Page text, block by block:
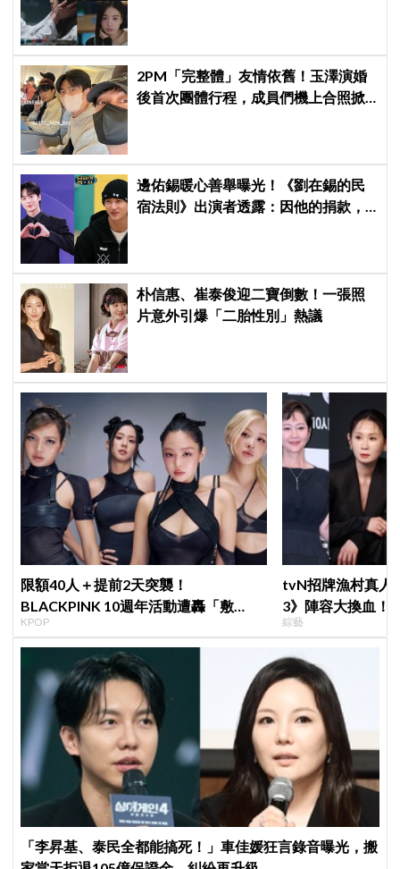
2PM「完整體」友情依舊！玉澤演婚
後首次團體行程，成員們機上合照掀
邊佑錫暖心善舉曝光！《劉在錫的民
宿法則》出演者透露：因他的捐款，
朴信惠、崔泰俊迎二寶倒數！一張照
片意外引爆「二胎性別」熱議
限額40人＋提前2天突襲！
BLACKPINK 10週年活動遭轟「敷
衍」，YG急證實：4人確定完全體出席
KPOP
tvN招牌漁村真人
3》陣容大換血！
曝新成員為金善
綜藝
「李昇基、泰民全都能搞死！」車佳媛狂言錄音曝光，搬